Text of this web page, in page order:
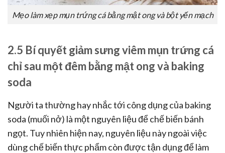
Mẹo làm xẹp mụn trứng cá bằng mật ong và bột yến mạch
2.5 Bí quyết giảm sưng viêm mụn trứng cá
chỉ sau một đêm bằng mật ong và baking
soda
Người ta thường hay nhắc tới công dụng của baking
soda (muối nở) là một nguyên liệu để chế biến bánh
ngọt. Tuy nhiên hiện nay, nguyên liệu này ngoài việc
dùng chế biến thực phẩm còn được tận dụng để làm